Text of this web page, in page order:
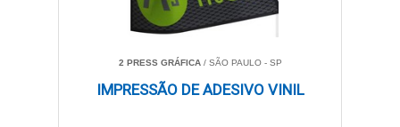
2 PRESS GRÁFICA/ SÃO PAULO - SP
IMPRESSÃO DE ADESIVO VINIL